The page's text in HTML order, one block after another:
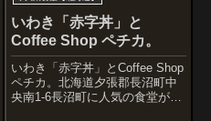
いわき「赤字丼」と
Coffee Shop ペチカ。
いわき「赤字丼」とCoffee Shop
ペチカ。北海道夕張郡長沼町中
央南1-6長沼町に人気の食堂があ